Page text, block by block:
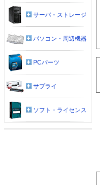
サーバ・ストレージ
パソコン・周辺機器
PCパーツ
サプライ
ソフト・ライセンス